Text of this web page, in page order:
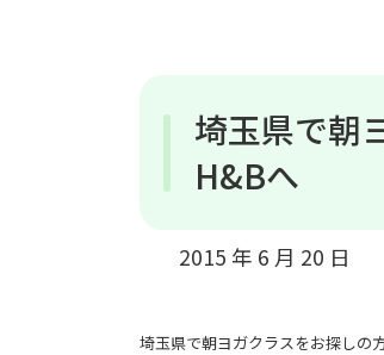
埼玉県で朝
H&Bへ
2015 年 6 月 20 日
埼玉県で朝ヨガクラスをお探しの